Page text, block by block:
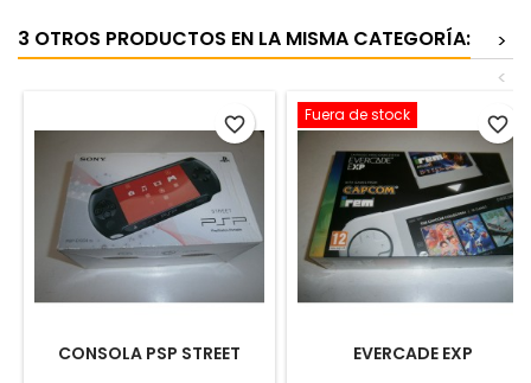
3 OTROS PRODUCTOS EN LA MISMA CATEGORÍA:
>
<
CONSOLA PSP STREET
favorite_border Fuera de stock
EVERCADE EXP
favorite_border